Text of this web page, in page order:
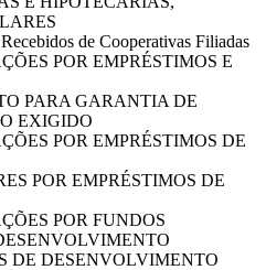
de Cooperativas Filiadas
POR EMPRÉSTIMOS E
PARA GARANTIA DE
EXIGIDO
POR EMPRÉSTIMOS DE
POR EMPRÉSTIMOS DE
POR FUNDOS
DE DESENVOLVIMENTO